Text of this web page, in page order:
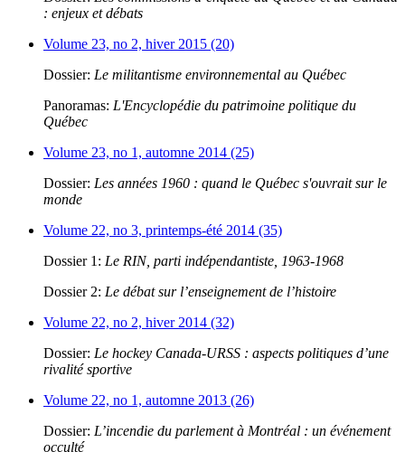
: enjeux et débats
Volume 23, no 2, hiver 2015 (20)
Dossier: Le militantisme environnemental au Québec
Panoramas: L'Encyclopédie du patrimoine politique du
Québec
Volume 23, no 1, automne 2014 (25)
Dossier: Les années 1960 : quand le Québec s'ouvrait sur le
monde
Volume 22, no 3, printemps-été 2014 (35)
Dossier 1: Le RIN, parti indépendantiste, 1963-1968
Dossier 2: Le débat sur l’enseignement de l’histoire
Volume 22, no 2, hiver 2014 (32)
Dossier: Le hockey Canada-URSS : aspects politiques d’une
rivalité sportive
Volume 22, no 1, automne 2013 (26)
Dossier: L’incendie du parlement à Montréal : un événement
occulté